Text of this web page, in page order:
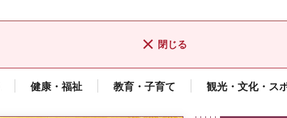
閉じる
健康・福祉 教育・子育て 観光・文化・ス